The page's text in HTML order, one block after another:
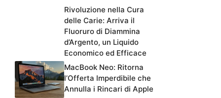
Rivoluzione nella Cura
delle Carie: Arriva il
Fluoruro di Diammina
d’Argento, un Liquido
Economico ed Efficace
MacBook Neo: Ritorna
l’Offerta Imperdibile che
Annulla i Rincari di Apple